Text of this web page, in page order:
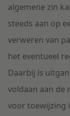
algemene zin
steeds aan op
verweren van
het eventueel
Daarbij is
voldaan aan de
voor toewijzing